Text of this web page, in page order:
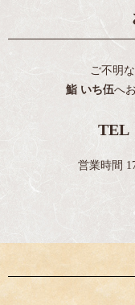
ご不明
鮨 いち伍へ
TEL
営業時間